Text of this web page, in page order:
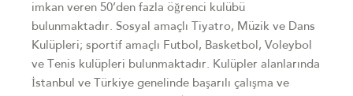
imkan veren 50’den fazla öğrenci kulübü
bulunmaktadır. Sosyal amaçlı Tiyatro, Müzik ve Dans
Kulüpleri; sportif amaçlı Futbol, Basketbol, Voleybol
ve Tenis kulüpleri bulunmaktadır. Kulüpler alanlarında
İstanbul ve Türkiye genelinde başarılı çalışma ve